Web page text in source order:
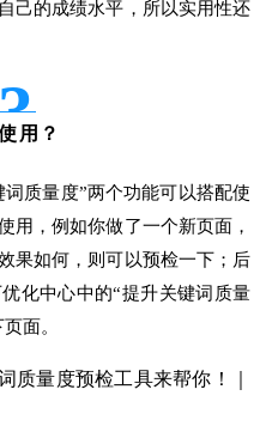
己的成绩水平，所以实用性还
用？
质量度”两个功能可以搭配使
用，例如你做了一个新页面，
果如何，则可以预检一下；后
化中心中的“提升关键词质量
面。